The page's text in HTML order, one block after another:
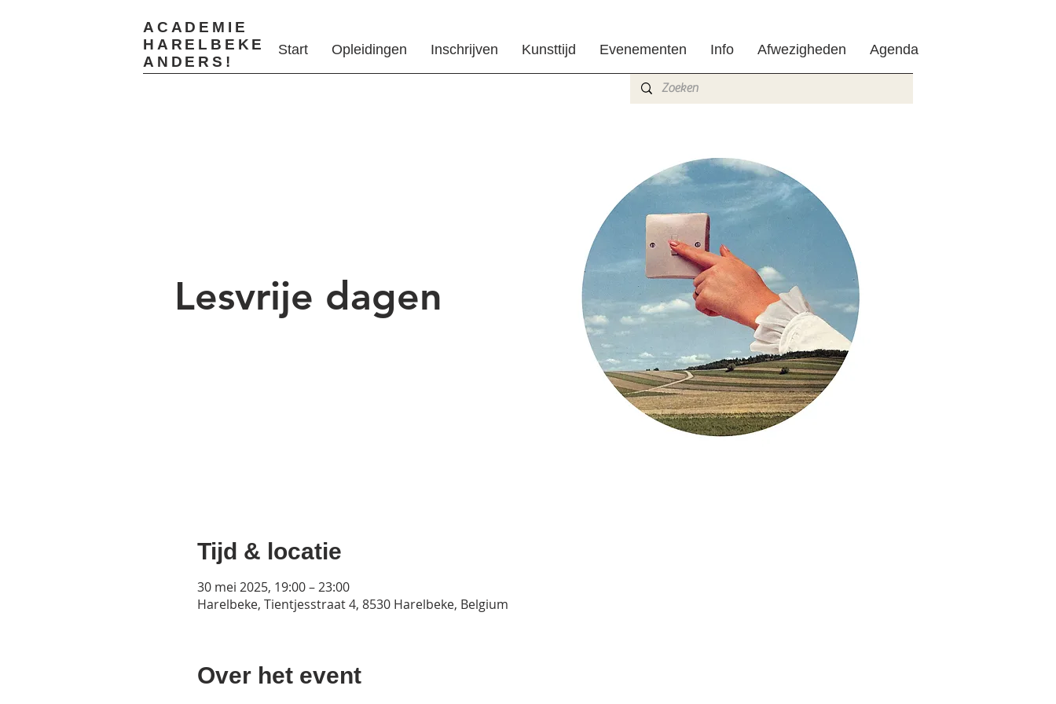
ACADEMIE
HARELBEKE
ANDERS!
Start Opleidingen Inschrijven Kunsttijd Evenementen Info Afwezigheden Agenda
Lesvrije dagen
Tijd & locatie
30 mei 2025, 19:00 – 23:00
Harelbeke, Tientjesstraat 4, 8530 Harelbeke, Belgium
Over het event